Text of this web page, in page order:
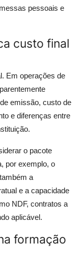
pessoais e
custo final
Em operações de
emissão, custo de
e diferenças entre
o pacote
por exemplo, o
a
e a capacidade
NDF, contratos a
aplicável.
formação